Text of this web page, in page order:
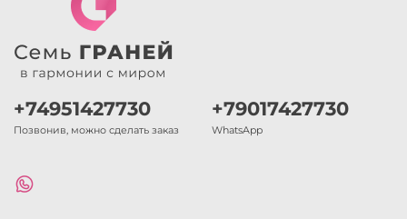
+74951427730
Позвонив, можно сделать заказ
+79017427730
WhatsApp